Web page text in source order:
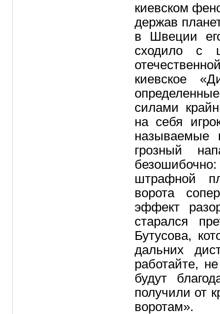
киевском
держав
в Швеции
сходило с
киевское
силами
на себя
называемые
грозный
штрафной
ворота
эффект
старался
Бутусова,
дальних
работайте,
будут
получили от
воротам».